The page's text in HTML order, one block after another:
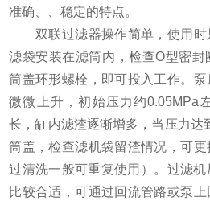
准确、、稳定的特点。
双联过滤器操作简单，使用时
滤袋安装在滤筒内，检查O型密
筒盖环形螺栓，即可投入工作。
微微上升，初始压力约0.05MPa
长，缸内滤渣逐渐增多，当压力达
筒盖，检查滤机袋留渣情况，可
过清洗一般可重复使用）。过滤
比较合适，可通过回流管路或泵